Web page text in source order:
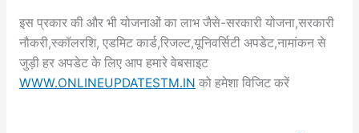
इस प्रकार की और भी योजनाओं का लाभ जैसे-सरकारी योजना,सरकारी
नौकरी,स्कॉलरशि, एडमिट कार्ड,रिजल्ट,यूनिवर्सिटी अपडेट,नामांकन से
जुड़ी हर अपडेट के लिए आप हमारे वेबसाइट
WWW.ONLINEUPDATESTM.IN को हमेशा विजिट करें